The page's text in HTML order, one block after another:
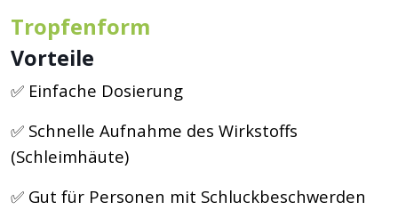
Tropfenform
Vorteile
✅ Einfache Dosierung
✅ Schnelle Aufnahme des Wirkstoffs
(Schleimhäute)
✅ Gut für Personen mit Schluckbeschwerden